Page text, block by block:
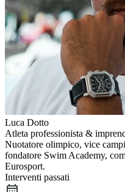
Luca Dotto
Atleta professionista &
Nuotatore olimpico, vice
fondatore Swim Academy,
Eurosport.
Interventi passati